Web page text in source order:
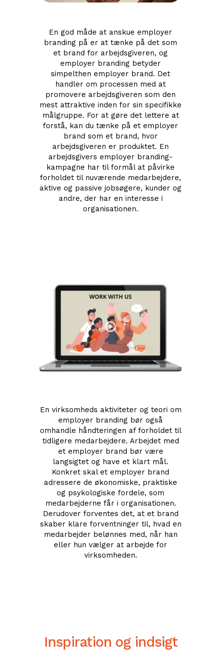
En god måde at anskue employer
branding på er at tænke på det som
et brand for arbejdsgiveren, og
employer branding betyder
simpelthen employer brand. Det
handler om processen med at
promovere arbejdsgiveren som den
mest attraktive inden for sin specifikke
målgruppe. For at gøre det lettere at
forstå, kan du tænke på et employer
brand som et brand, hvor
arbejdsgiveren er produktet. En
arbejdsgivers employer branding-
kampagne har til formål at påvirke
forholdet til nuværende medarbejdere,
aktive og passive jobsøgere, kunder og
andre, der har en interesse i
organisationen.
En virksomheds aktiviteter og teori om
employer branding bør også
omhandle håndteringen af forholdet til
tidligere medarbejdere. Arbejdet med
et employer brand bør være
langsigtet og have et klart mål.
Konkret skal et employer brand
adressere de økonomiske, praktiske
og psykologiske fordele, som
medarbejderne får i organisationen.
Derudover forventes det, at et brand
skaber klare forventninger til, hvad en
medarbejder belønnes med, når han
eller hun vælger at arbejde for
virksomheden.
Inspiration og indsigt